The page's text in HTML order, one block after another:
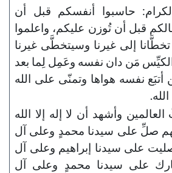
الكرام: حاسبوا أنفسكم قبل أن
قبل أن تُوزن عليكم، واعلموا
إلى غيرنا وسيتخطَّى غيرنا
الكيِّس مَن دان نفسه وعَمِل لِما بعد
أتبَع نفسه هواها وتمنّى على الله
وأشهد أن لا إله إلا الله
صلِّ على سيدنا محمدٍ وعلى آل
على سيدنا إبراهيم وعلى آل
على سيدنا محمدٍ وعلى آل